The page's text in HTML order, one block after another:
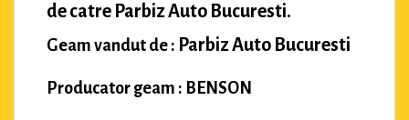
de catre Parbiz Auto Bucuresti.
Geam vandut de : Parbiz Auto Bucuresti
Producator geam : BENSON